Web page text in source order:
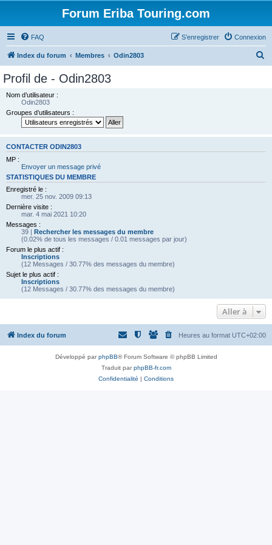
Forum Eriba Touring.com
FAQ Connexion
S’enregistrer
Index du forum Membres Odin2803
Profil de - Odin2803
Nom d’utilisateur :
Odin2803
Groupes d’utilisateurs :
CONTACTER ODIN2803
MP :
Envoyer un message privé
STATISTIQUES DU MEMBRE
Enregistré le :
mer. 25 nov. 2009 09:13
Dernière visite :
mar. 4 mai 2021 10:20
Messages :
39 | Rechercher les messages du membre
(0.02% de tous les messages / 0.01 messages par jour)
Forum le plus actif :
Inscriptions
(12 Messages / 30.77% des messages du membre)
Sujet le plus actif :
Inscriptions
(12 Messages / 30.77% des messages du membre)
Aller à
Index du forum Heures au format UTC+02:00
Développé parphpBB® Forum Software © phpBB Limited
Traduit parphpBB-fr.com
Confidentialité | Conditions